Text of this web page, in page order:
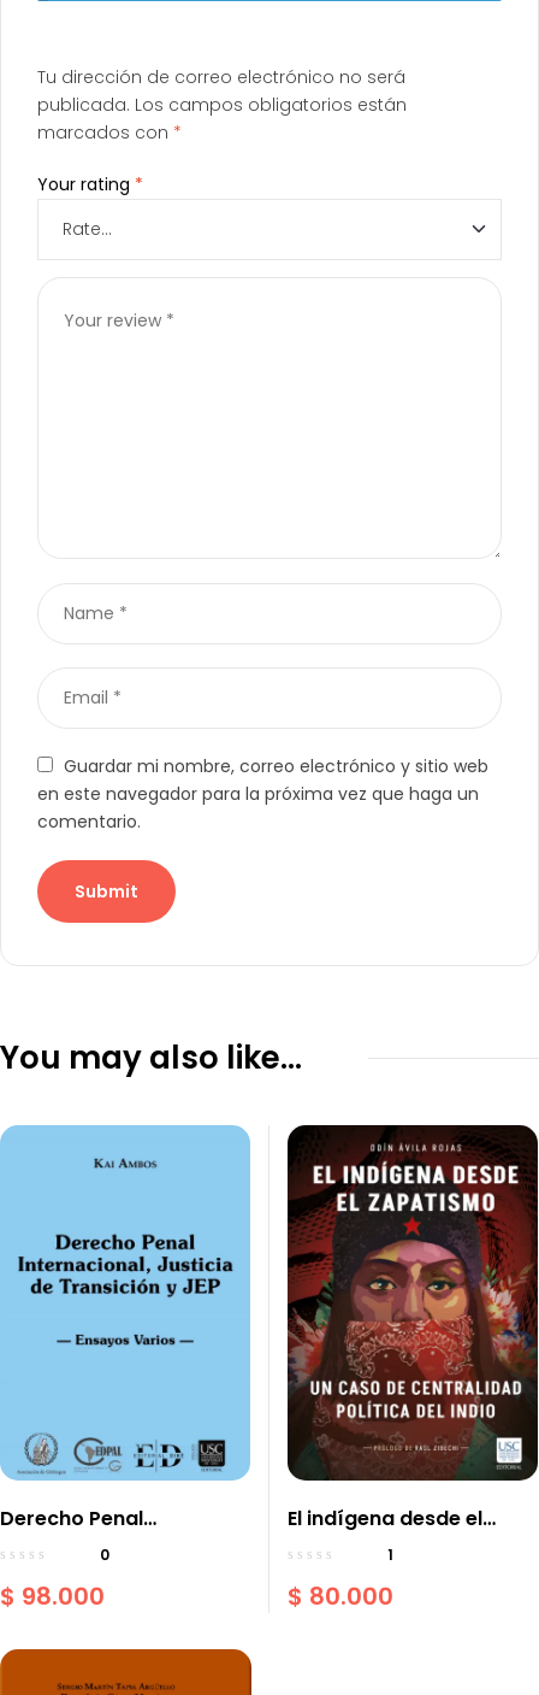
Tu dirección de correo electrónico no será
publicada. Los campos obligatorios están
marcados con *
Your rating *
Guardar mi nombre, correo electrónico y sitio web
en este navegador para la próxima vez que haga un
comentario.
You may also like…
Derecho Penal
Internacional, Justicia de
Varios
0
$ 98.000
El indígena desde el
zapatismo: Un caso de
indio Edición Revisada
1
$ 80.000